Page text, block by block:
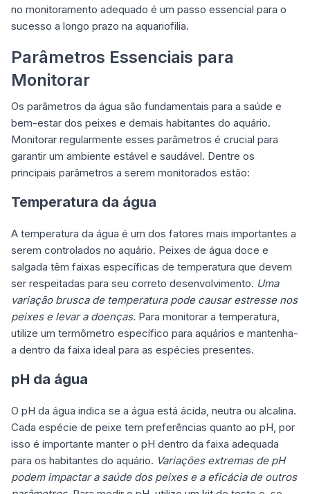
no monitoramento adequado é um passo essencial para o
sucesso a longo prazo na aquariofilia.
Parâmetros Essenciais para
Monitorar
Os parâmetros da água são fundamentais para a saúde e
bem-estar dos peixes e demais habitantes do aquário.
Monitorar regularmente esses parâmetros é crucial para
garantir um ambiente estável e saudável. Dentre os
principais parâmetros a serem monitorados estão:
Temperatura da água
A temperatura da água é um dos fatores mais importantes a
serem controlados no aquário. Peixes de água doce e
salgada têm faixas específicas de temperatura que devem
ser respeitadas para seu correto desenvolvimento. Uma
variação brusca de temperatura pode causar estresse nos
peixes e levar a doenças. Para monitorar a temperatura,
utilize um termômetro específico para aquários e mantenha-
a dentro da faixa ideal para as espécies presentes.
pH da água
O pH da água indica se a água está ácida, neutra ou alcalina.
Cada espécie de peixe tem preferências quanto ao pH, por
isso é importante manter o pH dentro da faixa adequada
para os habitantes do aquário. Variações extremas de pH
podem impactar a saúde dos peixes e a eficácia de outros